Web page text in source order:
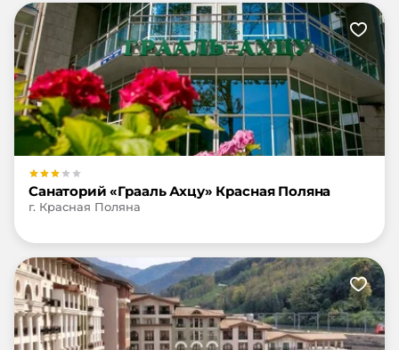
Санаторий «Грааль Ахцу» Красная Поляна
г. Красная Поляна